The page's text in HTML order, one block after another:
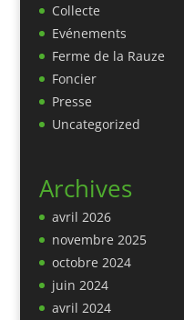
Collecte
Evénements
Ferme de la Rauze
Foncier
Presse
Uncategorized
Archives
avril 2026
novembre 2025
octobre 2024
juin 2024
avril 2024